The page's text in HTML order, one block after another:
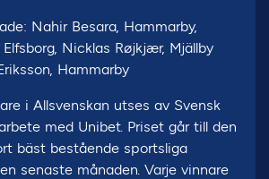
Nahir Besara, Hammarby,
Elfsborg, Nicklas Røjkjær, Mjällby
Hammarby
i Allsvenskan utses av Svensk
med Unibet. Priset går till den
bäst bestående sportsliga
senaste månaden. Varje vinnare